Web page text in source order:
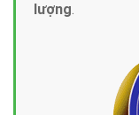
lượng.